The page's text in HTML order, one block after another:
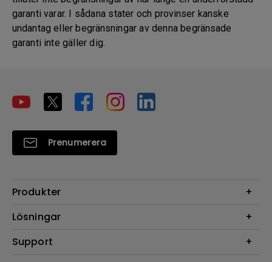
garanti varar. I sådana stater och provinser kanske
undantag eller begränsningar av denna begränsade
garanti inte gäller dig.
Prenumerera
Produkter
Projektorer
Belysning
Lösningar
Digital Display
Support